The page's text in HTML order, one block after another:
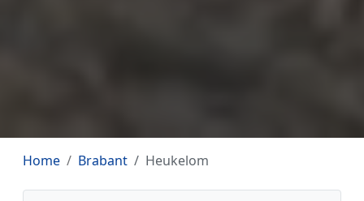
Home Brabant Heukelom